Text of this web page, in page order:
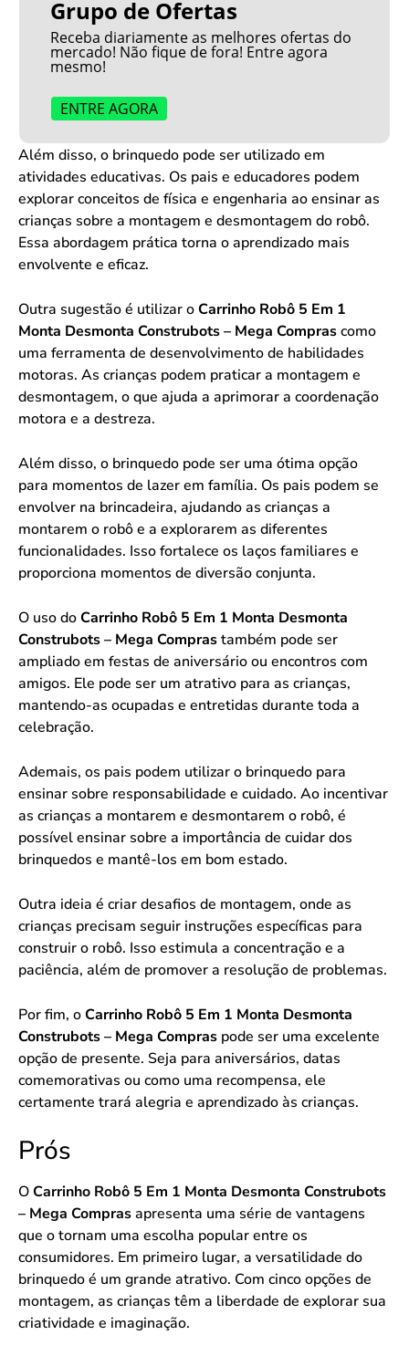
Grupo de Ofertas
Receba diariamente as melhores ofertas do
mercado! Não fique de fora! Entre agora
mesmo!
ENTRE AGORA
Além disso, o brinquedo pode ser utilizado em
atividades educativas. Os pais e educadores podem
explorar conceitos de física e engenharia ao ensinar as
crianças sobre a montagem e desmontagem do robô.
Essa abordagem prática torna o aprendizado mais
envolvente e eficaz.
Outra sugestão é utilizar oCarrinho Robô 5 Em 1
Monta Desmonta Construbots – Mega Comprascomo
uma ferramenta de desenvolvimento de habilidades
motoras. As crianças podem praticar a montagem e
desmontagem, o que ajuda a aprimorar a coordenação
motora e a destreza.
Além disso, o brinquedo pode ser uma ótima opção
para momentos de lazer em família. Os pais podem se
envolver na brincadeira, ajudando as crianças a
montarem o robô e a explorarem as diferentes
funcionalidades. Isso fortalece os laços familiares e
proporciona momentos de diversão conjunta.
O uso doCarrinho Robô 5 Em 1 Monta Desmonta
Construbots – Mega Comprastambém pode ser
ampliado em festas de aniversário ou encontros com
amigos. Ele pode ser um atrativo para as crianças,
mantendo-as ocupadas e entretidas durante toda a
celebração.
Ademais, os pais podem utilizar o brinquedo para
ensinar sobre responsabilidade e cuidado. Ao incentivar
as crianças a montarem e desmontarem o robô, é
possível ensinar sobre a importância de cuidar dos
brinquedos e mantê-los em bom estado.
Outra ideia é criar desafios de montagem, onde as
crianças precisam seguir instruções específicas para
construir o robô. Isso estimula a concentração e a
paciência, além de promover a resolução de problemas.
Por fim, oCarrinho Robô 5 Em 1 Monta Desmonta
Construbots – Mega Compras pode ser uma excelente
opção de presente. Seja para aniversários, datas
comemorativas ou como uma recompensa, ele
certamente trará alegria e aprendizado às crianças.
Prós
OCarrinho Robô 5 Em 1 Monta Desmonta Construbots
– Mega Comprasapresenta uma série de vantagens
que o tornam uma escolha popular entre os
consumidores. Em primeiro lugar, a versatilidade do
brinquedo é um grande atrativo. Com cinco opções de
montagem, as crianças têm a liberdade de explorar sua
criatividade e imaginação.